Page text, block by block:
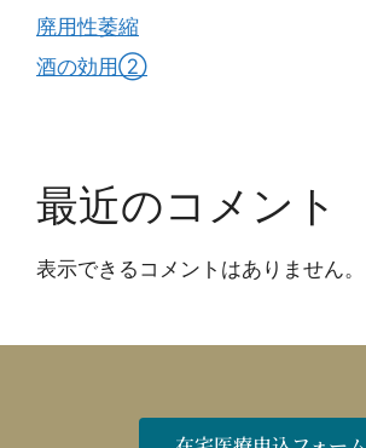
廃用性萎縮
酒の効用②
最近のコメント
表示できるコメントはありません。